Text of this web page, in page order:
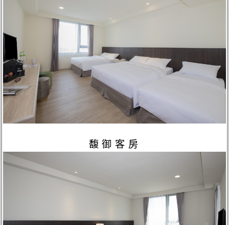
馥御客房